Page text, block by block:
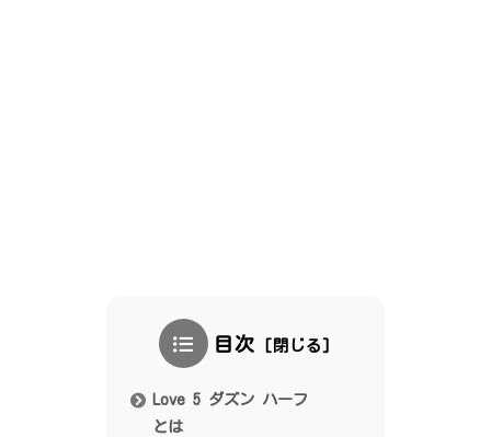
目次
Love 5 ダズン ハーフ
とは